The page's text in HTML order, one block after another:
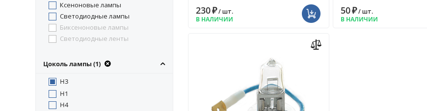
Ксеноновые лампы
Светодиодные лампы
Биксеноновые лампы
Светодиодные ленты
Цоколь лампы (1)
H3
H1
H4
230₽/ шт.
В НАЛИЧИИ
50₽/ шт.
В НАЛИЧИИ